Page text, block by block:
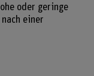
oder geringe
einer